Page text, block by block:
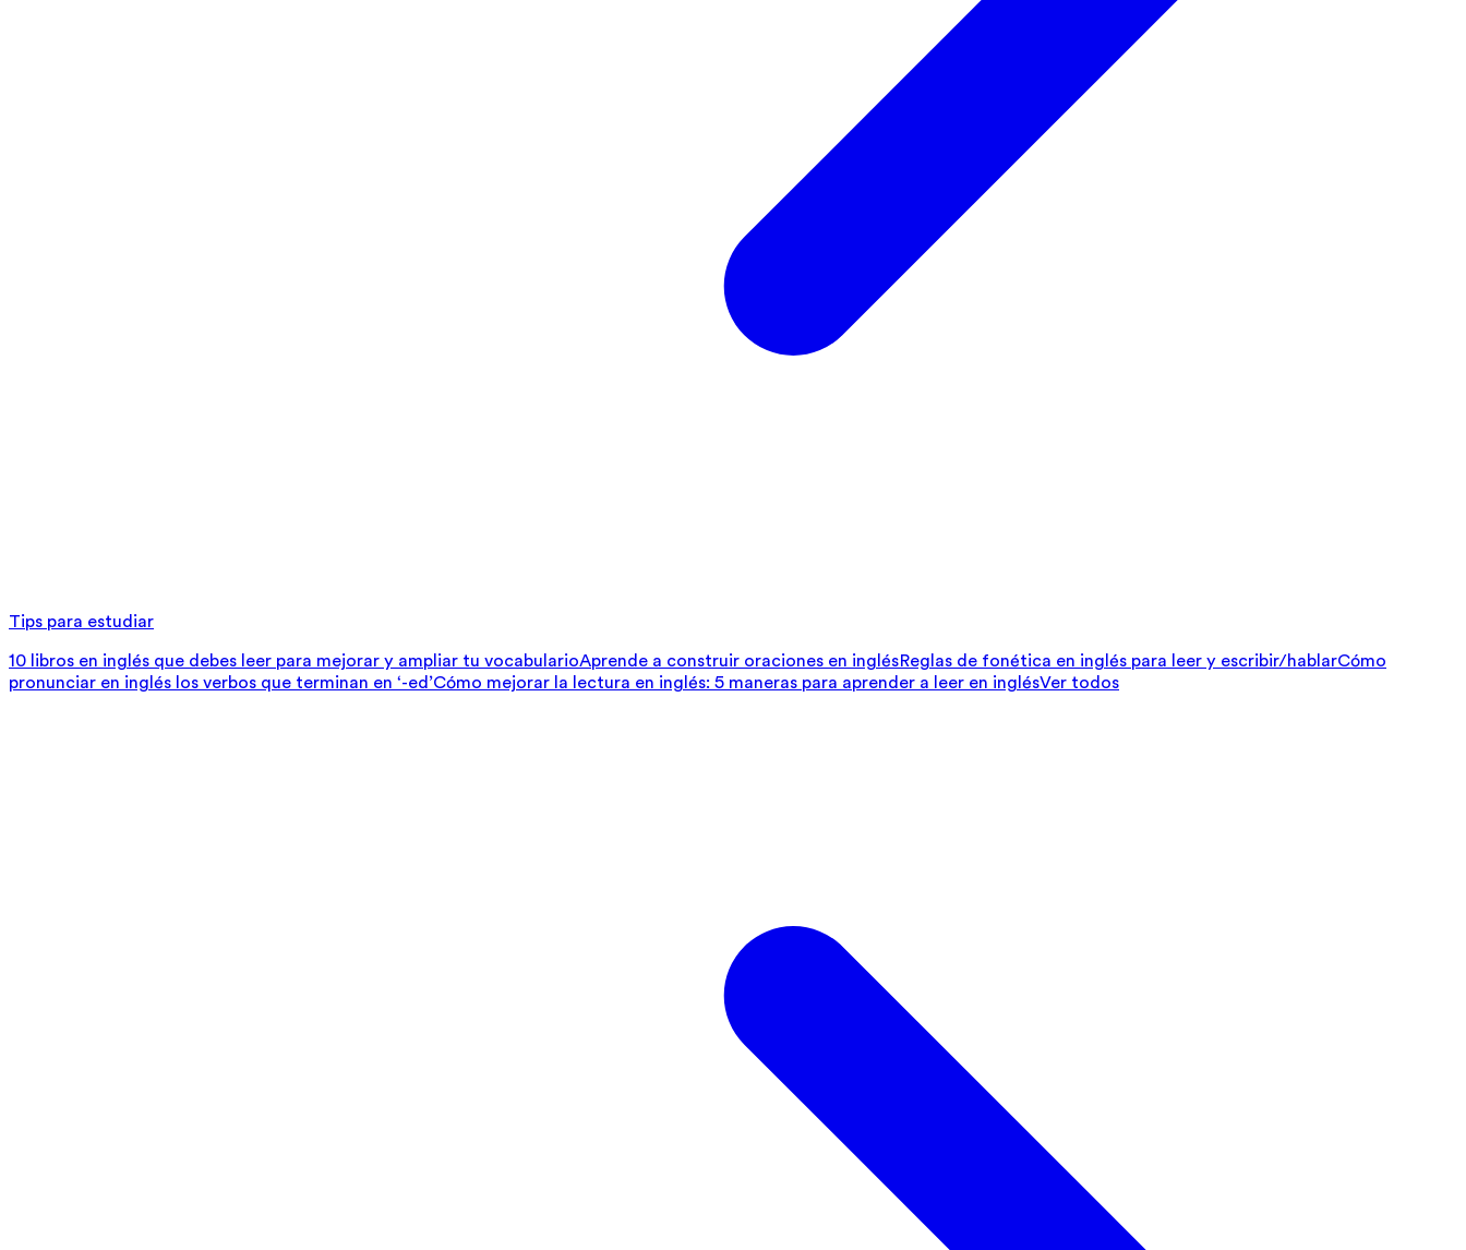
Tips para estudiar
10 libros en inglés que debes leer para mejorar y ampliar tu vocabularioAprende a construir oraciones en inglésReglas de fonética en inglés para leer y escribir/hablarCómo
pronunciar en inglés los verbos que terminan en ‘-ed’Cómo mejorar la lectura en inglés: 5 maneras para aprender a leer en inglésVer todos